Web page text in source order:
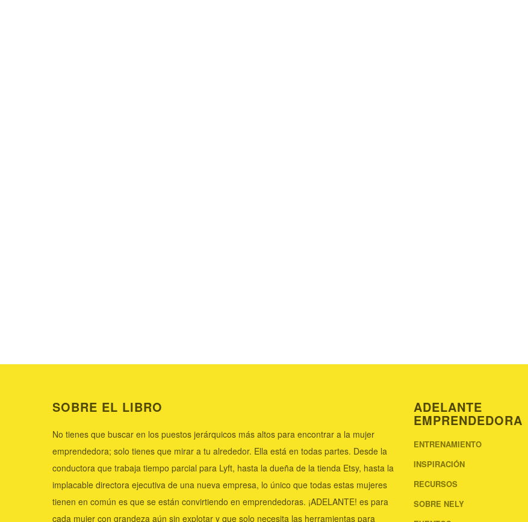
SOBRE EL LIBRO
No tienes que buscar en los puestos jerárquicos más altos para encontrar a la mujer
emprendedora; solo tienes que mirar a tu alrededor. Ella está en todas partes. Desde la
conductora que trabaja tiempo parcial para Lyft, hasta la dueña de la tienda Etsy, hasta la
implacable directora ejecutiva de una nueva empresa, lo único que todas estas mujeres
tienen en común es que se están convirtiendo en emprendedoras. ¡ADELANTE! es para
cada mujer con grandeza aún sin explotar y que solo necesita las herramientas para
ADELANTE
EMPRENDEDORA
ENTRENAMIENTO
INSPIRACIÓN
RECURSOS
SOBRE NELY